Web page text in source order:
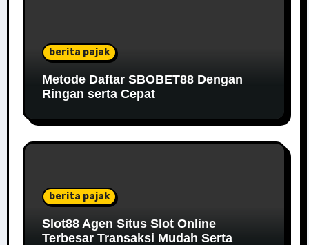
berita pajak
Metode Daftar SBOBET88 Dengan
Ringan serta Cepat
berita pajak
Slot88 Agen Situs Slot Online
Terbesar Transaksi Mudah Serta